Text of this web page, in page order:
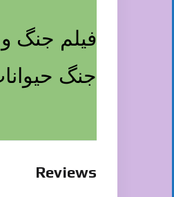
فیلم جنگ
جنگ
Reviews